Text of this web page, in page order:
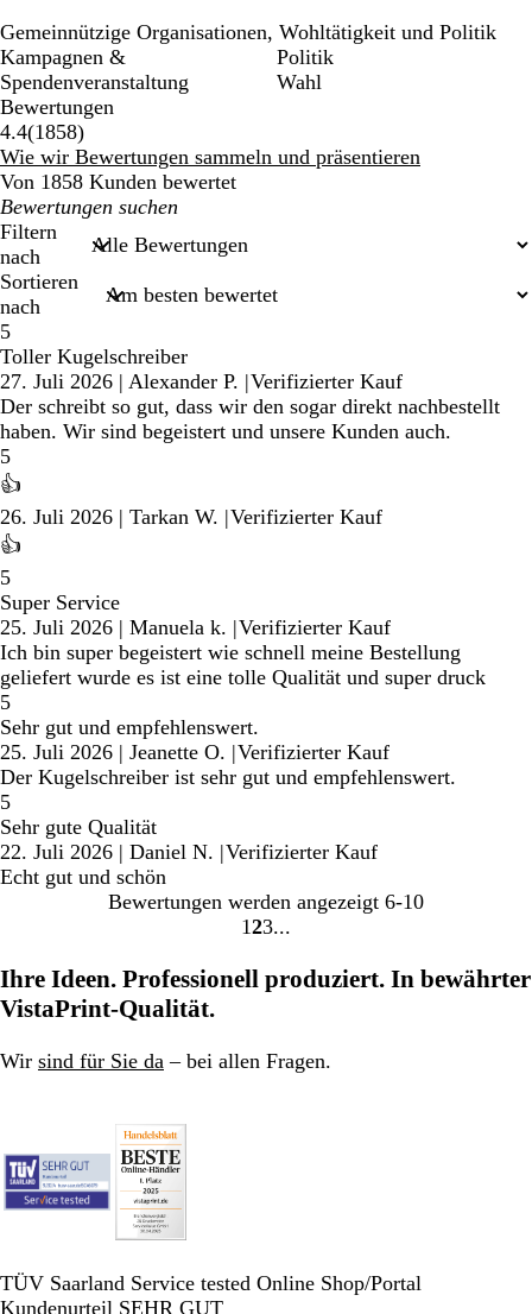
Gemeinnützige Organisationen, Wohltätigkeit und Politik
Kampagnen &
Spendenveranstaltung
Politik
Wahl
Bewertungen
4.4(18581858
Bewertungen
)
Wie wir Bewertungen sammeln und präsentieren
Von 1858 Kunden bewertet
Meine
Sucheingaben
Filtern
nach
Sortieren
nach
5
Toller Kugelschreiber
27. Juli 2026 | Alexander P. |Verifizierter Kauf
Der schreibt so gut, dass wir den sogar direkt nachbestellt
haben. Wir sind begeistert und unsere Kunden auch.
5
👍
26. Juli 2026 | Tarkan W. |Verifizierter Kauf
👍
5
Super Service
25. Juli 2026 | Manuela k. |Verifizierter Kauf
Ich bin super begeistert wie schnell meine Bestellung
geliefert wurde es ist eine tolle Qualität und super druck
5
Sehr gut und empfehlenswert.
25. Juli 2026 | Jeanette O. |Verifizierter Kauf
Der Kugelschreiber ist sehr gut und empfehlenswert.
5
Sehr gute Qualität
22. Juli 2026 | Daniel N. |Verifizierter Kauf
Echt gut und schön
Bewertungen werden angezeigt 6-10
Gehe
Seite
1 Gehe
Seite
2Gehe
Seite
3
Ihre Ideen. Professionell produziert. In bewährter
VistaPrint-Qualität.
Wir sind für Sie da – bei allen Fragen.
TÜV Saarland Service tested Online Shop/Portal
Kundenurteil SEHR GUT